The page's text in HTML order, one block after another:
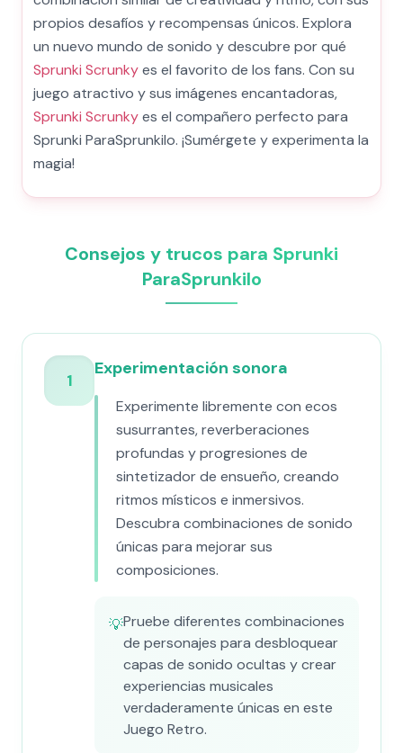
propios desafíos y recompensas únicos. Explora
un nuevo mundo de sonido y descubre por qué
Sprunki Scrunkyes el favorito de los fans. Con su
juego atractivo y sus imágenes encantadoras,
Sprunki Scrunkyes el compañero perfecto para
Sprunki ParaSprunkilo. ¡Sumérgete y experimenta la
magia!
Consejos y trucos para Sprunki
ParaSprunkilo
1
Experimentación sonora
Experimente libremente con ecos
susurrantes, reverberaciones
profundas y progresiones de
sintetizador de ensueño, creando
ritmos místicos e inmersivos.
Descubra combinaciones de sonido
únicas para mejorar sus
composiciones.
💡Pruebe diferentes combinaciones
de personajes para desbloquear
capas de sonido ocultas y crear
experiencias musicales
verdaderamente únicas en este
Juego Retro.